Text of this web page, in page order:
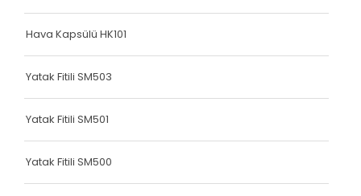
Terlik Kolonu
Terlik Kolonu
Terlik Kolonu
Terlik Kolonu
Hava Kapsülü HK101
Yatak Fitili SM503
Yatak Fitili SM501
Yatak Fitili SM500